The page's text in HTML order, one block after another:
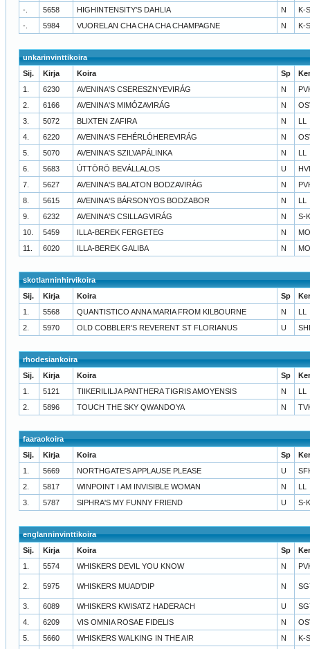
-.
5658 HIGHINTENSITY'S DAHLIA N
K-
-.
5984 VUORELAN CHA CHA CHA CHAMPAGNE N K-
unkarinvinttikoira
Sij.
Kirja Koira Sp
1.
6230 AVENINA'S CSERESZNYEVIRÁG N
2.
6166 AVENINA'S MIMÓZAVIRÁG N
3.
5072 BLIXTEN ZAFIRA N
LL
4.
6220 AVENINA'S FEHÉRLÓHEREVIRÁG N
5.
5070 AVENINA'S SZILVAPÁLINKA N
LL
6.
5683 ÚTTÖRÖ BEVÁLLALOS U
7.
5627 AVENINA'S BALATON BODZAVIRÁG N
8.
5615 AVENINA'S BÁRSONYOS BODZABOR N
LL
9.
6232 AVENINA'S CSILLAGVIRÁG N
S-
10.
5459 ILLA-BEREK FERGETEG N
11.
6020 ILLA-BEREK GALIBA N
skotlanninhirvikoira
Sij.
Kirja Koira Sp
1.
5568 QUANTISTICO ANNA MARIA FROM KILBOURNE N
LL
2.
5970 OLD COBBLER'S REVERENT ST FLORIANUS U
rhodesiankoira
Sij.
Kirja Koira Sp
1.
5121 TIIKERILILJA PANTHERA TIGRIS AMOYENSIS N
LL
2.
5896 TOUCH THE SKY QWANDOYA N
faaraokoira
Sij.
Kirja Koira Sp
1.
5669 NORTHGATE'S APPLAUSE PLEASE U
2.
5817 WINPOINT I AM INVISIBLE WOMAN N
LL
3.
5787 SIPHRA'S MY FUNNY FRIEND U S-
englanninvinttikoira
Sij.
Kirja Koira Sp
1.
5574 WHISKERS DEVIL YOU KNOW N
2. 5975 WHISKERS MUAD'DIP N
3. 6089 WHISKERS KWISATZ HADERACH U
4.
6209 VIS OMNIA ROSAE FIDELIS N
5.
5660 WHISKERS WALKING IN THE AIR N K-